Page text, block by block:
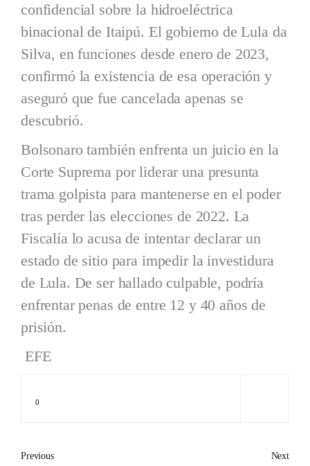
confidencial sobre la hidroeléctrica
binacional de Itaipú. El gobierno de Lula da
Silva, en funciones desde enero de 2023,
confirmó la existencia de esa operación y
aseguró que fue cancelada apenas se
descubrió.
Bolsonaro también enfrenta un juicio en la
Corte Suprema por liderar una presunta
trama golpista para mantenerse en el poder
tras perder las elecciones de 2022. La
Fiscalía lo acusa de intentar declarar un
estado de sitio para impedir la investidura
de Lula. De ser hallado culpable, podría
enfrentar penas de entre 12 y 40 años de
prisión.
EFE
0
Previous Next